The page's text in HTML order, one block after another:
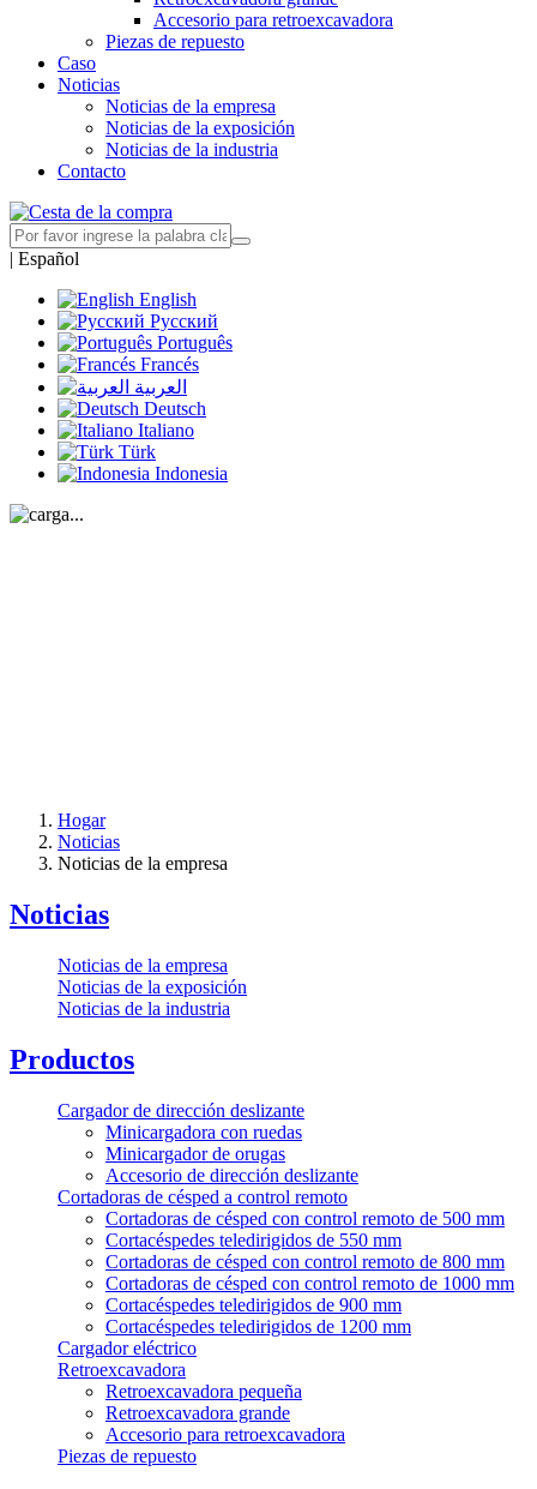
Accesorio para retroexcavadora
Piezas de repuesto
Caso
Noticias
Noticias de la empresa
Noticias de la exposición
Noticias de la industria
Contacto
| Español
English
Русский
Português
Francés
العربية
Deutsch
Italiano
Türk
Indonesia
Hogar
Noticias
Noticias de la empresa
Noticias
Noticias de la empresa
Noticias de la exposición
Noticias de la industria
Productos
Cargador de dirección deslizante
Minicargadora con ruedas
Minicargador de orugas
Accesorio de dirección deslizante
Cortadoras de césped a control remoto
Cortadoras de césped con control remoto de 500 mm
Cortacéspedes teledirigidos de 550 mm
Cortadoras de césped con control remoto de 800 mm
Cortadoras de césped con control remoto de 1000 mm
Cortacéspedes teledirigidos de 900 mm
Cortacéspedes teledirigidos de 1200 mm
Cargador eléctrico
Retroexcavadora
Retroexcavadora pequeña
Retroexcavadora grande
Accesorio para retroexcavadora
Piezas de repuesto